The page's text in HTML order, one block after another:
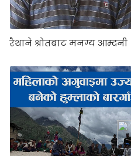
रैथाने श्रोतबाट मनग्य आम्दनी